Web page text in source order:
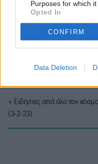
Purposes for which it
Opted In
CONFIRM
Data Deletion
Το άρθρο δεν έχει ακόμα
Βαθμολογήστε αυτό το
« Ειδήσεις από όλο τον κόσμο
(3-2-23)